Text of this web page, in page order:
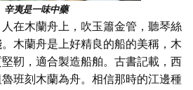
辛夷是一味中藥
在木蘭舟上，吹玉簫金管，聽琴絲
木蘭舟是上好精良的船的美稱，木
靭，適合製造船舶。古書記載，西
班刻木蘭為舟。相信那時的江邊種